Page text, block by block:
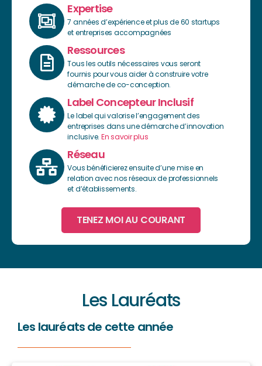
Expertise
7 années d’expérience et plus de 60 startups
et entreprises accompagnées
Ressources
Tous les outils nécessaires vous seront
fournis pour vous aider à construire votre
démarche de co-conception.
Label Concepteur Inclusif
Le label qui valorise l’engagement des
entreprises dans une démarche d’innovation
inclusive. En savoir plus
Réseau
Vous bénéficierez ensuite d’une mise en
relation avec nos réseaux de professionnels
et d’établissements.
TENEZ MOI AU COURANT
Les Lauréats
Les lauréats de cette année